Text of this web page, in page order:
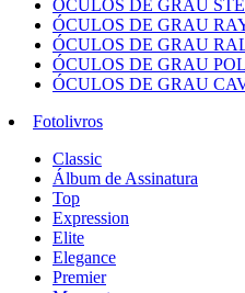
ÓCULOS DE GRAU
ÓCULOS DE GRAU
ÓCULOS DE GRAU
ÓCULOS DE GRAU
ÓCULOS DE GRAU
Fotolivros
Classic
Álbum de Assinatura
Top
Expression
Elite
Elegance
Premier